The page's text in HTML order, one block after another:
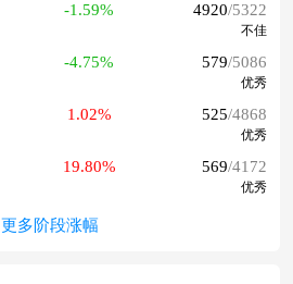
-1.59% 4920/5322
不佳
-4.75% 579/5086
优秀
1.02% 525/4868
优秀
19.80% 569/4172
优秀
更多阶段涨幅